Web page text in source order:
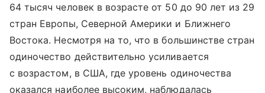
64 тысяч человек в возрасте от 50 до 90 лет из 29
стран Европы, Северной Америки и Ближнего
Востока. Несмотря на то, что в большинстве стран
одиночество действительно усиливается
с возрастом, в США, где уровень одиночества
оказался наиболее высоким, наблюдалась